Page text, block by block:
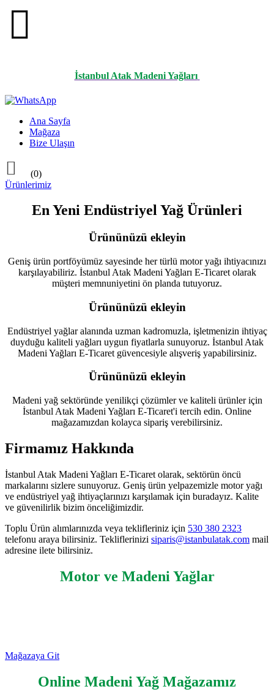

İstanbul Atak Madeni Yağları
Ana Sayfa
Mağaza
Bize Ulaşın

(0)
Ürünlerimiz
En Yeni Endüstriyel Yağ Ürünleri
Ürününüzü ekleyin
Geniş ürün portföyümüz sayesinde her türlü motor yağı ihtiyacınızı
karşılayabiliriz. İstanbul Atak Madeni Yağları E-Ticaret olarak
müşteri memnuniyetini ön planda tutuyoruz.
Ürününüzü ekleyin
Endüstriyel yağlar alanında uzman kadromuzla, işletmenizin ihtiyaç
duyduğu kaliteli yağları uygun fiyatlarla sunuyoruz. İstanbul Atak
Madeni Yağları E-Ticaret güvencesiyle alışveriş yapabilirsiniz.
Ürününüzü ekleyin
Madeni yağ sektöründe yenilikçi çözümler ve kaliteli ürünler için
İstanbul Atak Madeni Yağları E-Ticaret'i tercih edin. Online
mağazamızdan kolayca sipariş verebilirsiniz.
Firmamız Hakkında
İstanbul Atak Madeni Yağları E-Ticaret olarak, sektörün öncü
markalarını sizlere sunuyoruz. Geniş ürün yelpazemizle motor yağı
ve endüstriyel yağ ihtiyaçlarınızı karşılamak için buradayız. Kalite
ve güvenilirlik bizim önceliğimizdir.
Toplu Ürün alımlarınızda veya teklifleriniz için 530 380 2323
telefonu araya bilirsiniz. Tekliflerinizi siparis@istanbulatak.com mail
adresine ilete bilirsiniz.
Motor ve Madeni Yağlar
Mağazaya Git
Online Madeni Yağ Mağazamız